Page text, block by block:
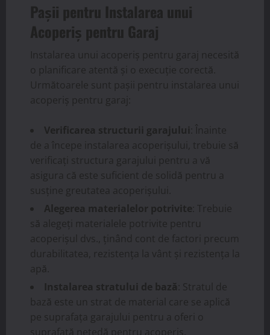
Pașii pentru Instalarea unui
Acoperiș pentru Garaj
Instalarea unui acoperiș pentru garaj necesită
o planificare atentă și o execuție corectă.
Următoarele sunt pașii pentru instalarea unui
acoperiș pentru garaj:
Verificarea structurii garajului : Înainte
de a începe instalarea acoperișului, trebuie să
verificați structura garajului pentru a vă
asigura că este suficient de solidă pentru a
susține greutatea acoperișului.
Alegerea materialelor potrivite : Trebuie
să alegeți materialele potrivite pentru
acoperișul dvs., ținând cont de factori precum
durabilitatea, rezistența la vânt și rezistența la
apă.
Instalarea stratului de bază : Stratul de
bază este un strat de material care se aplică
pe suprafața garajului pentru a oferi o
suprafață netedă pentru acoperiș.